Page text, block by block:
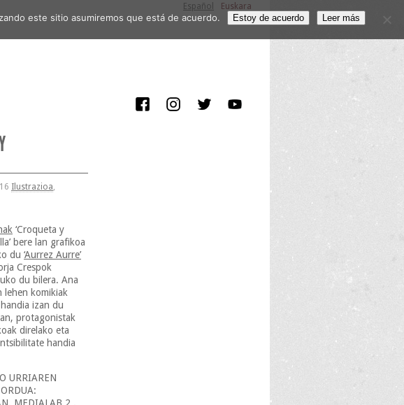
Español Euskara
Ilustrazioa,
‘Croqueta y
bere lan grafikoa
du ‘Aurrez Aurre’
Crespok
du bilera. Ana
lehen komikiak
izan du
protagonistak
direlako eta
handia
URRIAREN
este sitio asumiremos que está de acuerdo. Estoy de acuerdo Leer más